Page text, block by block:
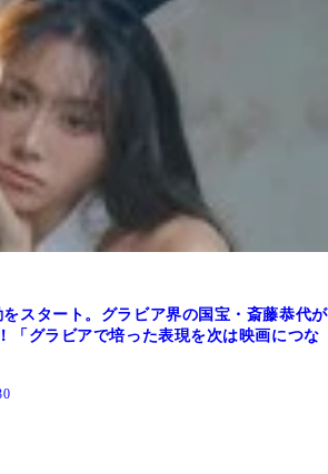
スタート。グラビア界の国宝・斎藤恭代が
「グラビアで培った表現を次は映画につな